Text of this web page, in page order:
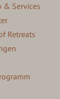
& Services
Retreats